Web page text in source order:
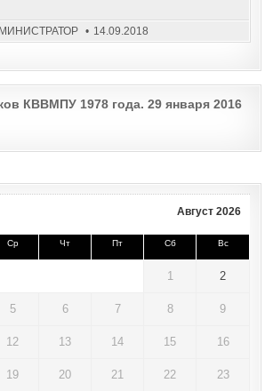
14.09.2018
КВВМПУ 1978 года. 29 января 2016
Август 2026
Ср Чт Пт Сб Вс
1 2
5 6 7 8 9
12 13 14 15 16
19 20 21 22 23